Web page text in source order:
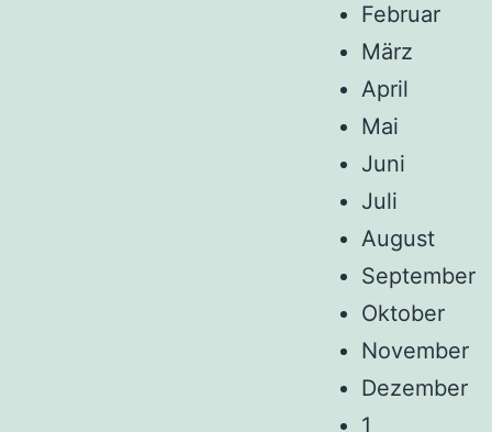
Februar
März
April
Mai
Juni
Juli
August
September
Oktober
November
Dezember
1